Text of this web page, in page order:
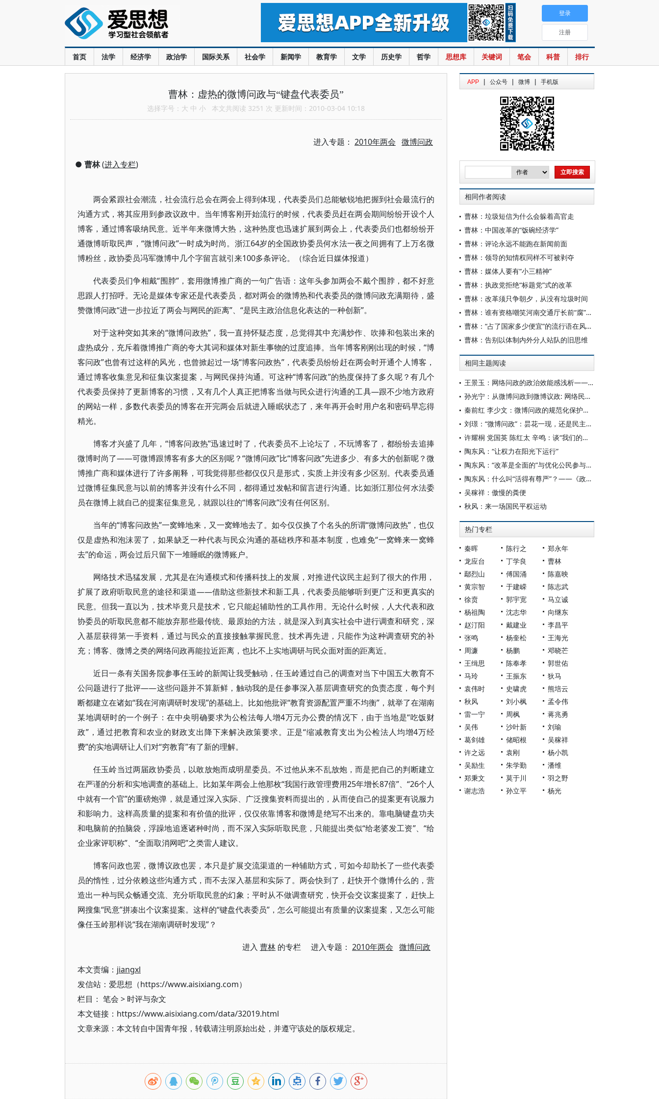
首页 法学 经济学 政治学 国际关系 社会学 新闻学 教育学 文学 历史学 哲学 思想库 关键词 笔会 科普 排行
登录
注册
曹林：虚热的微博问政与“键盘代表委员”
选择字号： 大 中 小 本文共阅读 3251 次 更新时间：2010-03-04 10:18
进入专题： 2010年两会 微博问政
● 曹林(进入专栏)
两会紧跟社会潮流，社会流行总会在两会上得到体现，代表委员们总能敏锐地把握到社会最流行的
沟通方式，将其应用到参政议政中。当年博客刚开始流行的时候，代表委员赶在两会期间纷纷开设个人
博客，通过博客吸纳民意。近半年来微博大热，这种热度也迅速扩展到两会上，代表委员们也都纷纷开
通微博听取民声，“微博问政”一时成为时尚。浙江64岁的全国政协委员何水法一夜之间拥有了上万名微
博粉丝，政协委员冯军微博中几个字留言就引来100多条评论。（综合近日媒体报道）
代表委员们争相戴“围脖”，套用微博推广商的一句广告语：这年头参加两会不戴个围脖，都不好意
思跟人打招呼。无论是媒体专家还是代表委员，都对两会的微博热和代表委员的微博问政充满期待，盛
赞微博问政“进一步拉近了两会与网民的距离”、“是民主政治信息化表达的一种创新”。
对于这种突如其来的“微博问政热”，我一直持怀疑态度，总觉得其中充满炒作、吹捧和包装出来的
虚热成分，充斥着微博推广商的夸大其词和媒体对新生事物的过度追捧。当年博客刚刚出现的时候，“博
客问政”也曾有过这样的风光，也曾掀起过一场“博客问政热”，代表委员纷纷赶在两会时开通个人博客，
通过博客收集意见和征集议案提案，与网民保持沟通。可这种“博客问政”的热度保持了多久呢？有几个
代表委员保持了更新博客的习惯，又有几个人真正把博客当做与民众进行沟通的工具—跟不少地方政府
的网站一样，多数代表委员的博客在开完两会后就进入睡眠状态了，来年再开会时用户名和密码早忘得
精光。
博客才兴盛了几年，“博客问政热”迅速过时了，代表委员不上论坛了，不玩博客了，都纷纷去追捧
微博时尚了——可微博跟博客有多大的区别呢？“微博问政”比“博客问政”先进多少、有多大的创新呢？微
博推广商和媒体进行了许多阐释，可我觉得那些都仅仅只是形式，实质上并没有多少区别。代表委员通
过微博征集民意与以前的博客并没有什么不同，都得通过发帖和留言进行沟通。比如浙江那位何水法委
员在微博上就自己的提案征集意见，就跟以往的“博客问政”没有任何区别。
当年的“博客问政热”一窝蜂地来，又一窝蜂地去了。如今仅仅换了个名头的所谓“微博问政热”，也仅
仅是虚热和泡沫罢了，如果缺乏一种代表与民众沟通的基础秩序和基本制度，也难免“一窝蜂来一窝蜂
去”的命运，两会过后只留下一堆睡眠的微博账户。
网络技术迅猛发展，尤其是在沟通模式和传播科技上的发展，对推进代议民主起到了很大的作用，
扩展了政府听取民意的途径和渠道——借助这些新技术和新工具，代表委员能够听到更广泛和更真实的
民意。但我一直以为，技术毕竟只是技术，它只能起辅助性的工具作用。无论什么时候，人大代表和政
协委员的听取民意都不能放弃那些最传统、最原始的方法，就是深入到真实社会中进行调查和研究，深
入基层获得第一手资料，通过与民众的直接接触掌握民意。技术再先进，只能作为这种调查研究的补
充；博客、微博之类的网络问政再能拉近距离，也比不上实地调研与民众面对面的距离近。
近日一条有关国务院参事任玉岭的新闻让我受触动，任玉岭通过自己的调查对当下中国五大教育不
公问题进行了批评——这些问题并不算新鲜，触动我的是任参事深入基层调查研究的负责态度，每个判
断都建立在诸如“我在河南调研时发现”的基础上。比如他批评“教育资源配置严重不均衡”，就举了在湖南
某地调研时的一个例子：在中央明确要求为公检法每人增4万元办公费的情况下，由于当地是“吃饭财
政”，通过把教育和农业的财政支出降下来解决政策要求。正是“缩减教育支出为公检法人均增4万经
费”的实地调研让人们对“穷教育”有了新的理解。
任玉岭当过两届政协委员，以敢放炮而成明星委员。不过他从来不乱放炮，而是把自己的判断建立
在严谨的分析和实地调查的基础上。比如某年两会上他那枚“我国行政管理费用25年增长87倍”、“26个人
中就有一个官”的重磅炮弹，就是通过深入实际、广泛搜集资料而提出的，从而使自己的提案更有说服力
和影响力。这样高质量的提案和有价值的批评，仅仅依靠博客和微博是绝写不出来的。靠电脑键盘功夫
和电脑前的拍脑袋，浮躁地追逐诸种时尚，而不深入实际听取民意，只能提出类似“给老婆发工资”、“给
企业家评职称”、“全面取消网吧”之类雷人建议。
博客问政也罢，微博议政也罢，本只是扩展交流渠道的一种辅助方式，可如今却助长了一些代表委
员的惰性，过分依赖这些沟通方式，而不去深入基层和实际了。两会快到了，赶快开个微博什么的，营
造出一种与民众畅通交流、充分听取民意的幻象；平时从不做调查研究，快开会交议案提案了，赶快上
网搜集“民意”拼凑出个议案提案。这样的“键盘代表委员”，怎么可能提出有质量的议案提案，又怎么可能
像任玉岭那样说“我在湖南调研时发现”？
进入 曹林 的专栏 进入专题： 2010年两会 微博问政
本文责编： jiangxl
发信站：爱思想（https://www.aisixiang.com）
栏目： 笔会 > 时评与杂文
本文链接：https://www.aisixiang.com/data/32019.html
文章来源：本文转自中国青年报，转载请注明原始出处，并遵守该处的版权规定。
APP | 公众号 | 微博 | 手机版
相同作者阅读
曹林：垃圾短信为什么会躲着高官走
曹林：中国改革的“饭碗经济学”
曹林：评论永远不能跑在新闻前面
曹林：领导的知情权同样不可被剥夺
曹林：媒体人要有“小三精神”
曹林：执政党拒绝“标题党”式的改革
曹林：改革须只争朝夕，从没有垃圾时间
曹林：谁有资格嘲笑河南交通厅长前“腐”后继
曹林：“占了国家多少便宜”的流行语在风中飘荡
曹林：告别以体制内外分人站队的旧思维
相同主题阅读
王景玉：网络问政的政治效能感浅析——以微博问政为例
孙光宁：从微博问政到微博议政: 网络民主的扩展与延伸
秦前红 李少文：微博问政的规范化保护需求
刘璟：“微博问政”：昙花一现，还是民主参与的契机？
许耀桐 党国英 陈红太 辛鸣：谈“我们的改革是全面的改革”
陶东风：“让权力在阳光下运行”
陶东风：“改革是全面的”与优化公民参与——《政府工作报告》解读之二
陶东风：什么叫“活得有尊严”？——《政府工作报告》语录解读之一
吴稼祥：傲慢的粪便
秋风：来一场国民平权运动
热门专栏
秦晖 陈行之
郑永年
龙应台
丁学良
曹林
鄢烈山
傅国涌
陈嘉映
黄宗智
于建嵘
陈志武
徐贲
郭宇宽
马立诚
杨祖陶
沈志华
向继东
赵汀阳
戴建业
李昌平
张鸣
杨奎松
王海光
周濂
杨鹏
邓晓芒
王缉思
陈奉孝
郭世佑
马玲
王振东
狄马
袁伟时
史啸虎
熊培云
秋风
刘小枫
孟令伟
雷一宁
周枫
蒋兆勇
吴伟
沙叶新
刘瑜
葛剑雄
储昭根
吴稼祥
许之远
袁刚
杨小凯
吴励生
朱学勤
潘维
郑秉文
莫于川
羽之野
谢志浩
孙立平 杨光